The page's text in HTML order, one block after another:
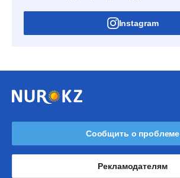
Instagram
Сообщить о проблеме
Рекламодателям